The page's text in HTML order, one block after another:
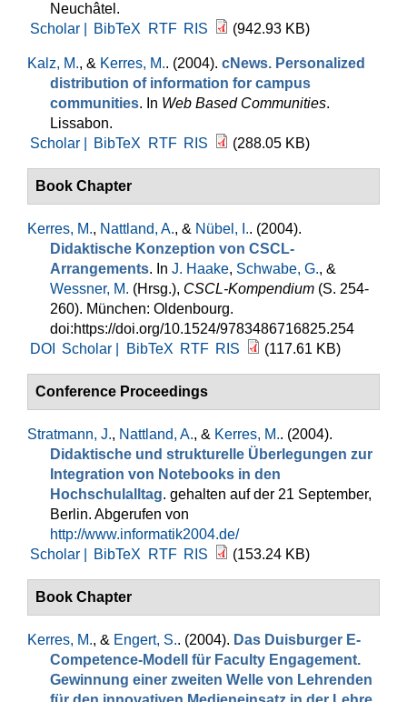
Neuchâtel.
Scholar |
BibTeX RTF RIS (942.93 KB)
Kalz, M., & Kerres, M.. (2004). cNews. Personalized
distribution of information for campus
communities. In Web Based Communities.
Lissabon.
Scholar |
BibTeX RTF RIS (288.05 KB)
Book Chapter
Kerres, M., Nattland, A., & Nübel, I.. (2004).
Didaktische Konzeption von CSCL-
Arrangements. In J. Haake, Schwabe, G., &
Wessner, M. (Hrsg.), CSCL-Kompendium (S. 254-
260). München: Oldenbourg.
doi:https://doi.org/10.1524/9783486716825.254
DOI
Scholar | BibTeX RTF RIS (117.61 KB)
Conference Proceedings
Stratmann, J., Nattland, A., & Kerres, M.. (2004).
Didaktische und strukturelle Überlegungen zur
Integration von Notebooks in den
Hochschulalltag. gehalten auf der 21 September,
Berlin. Abgerufen von
http://www.informatik2004.de/
Scholar |
BibTeX RTF RIS (153.24 KB)
Book Chapter
Kerres, M., & Engert, S.. (2004). Das Duisburger E-
Competence-Modell für Faculty Engagement.
Gewinnung einer zweiten Welle von Lehrenden